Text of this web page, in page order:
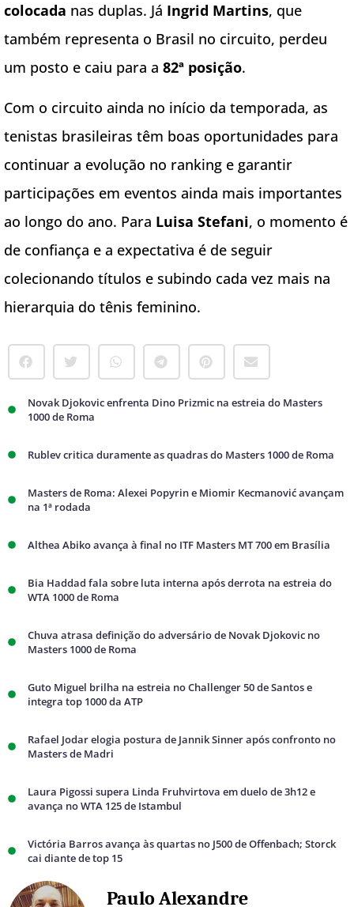
colocada nas duplas. Já Ingrid Martins, que
também representa o Brasil no circuito, perdeu
um posto e caiu para a 82ª posição.
Com o circuito ainda no início da temporada, as
tenistas brasileiras têm boas oportunidades para
continuar a evolução no ranking e garantir
participações em eventos ainda mais importantes
ao longo do ano. Para Luisa Stefani, o momento é
de confiança e a expectativa é de seguir
colecionando títulos e subindo cada vez mais na
hierarquia do tênis feminino.
Novak Djokovic enfrenta Dino Prizmic na estreia do Masters
1000 de Roma
Rublev critica duramente as quadras do Masters 1000 de Roma
Masters de Roma: Alexei Popyrin e Miomir Kecmanović avançam
na 1ª rodada
Althea Abiko avança à final no ITF Masters MT 700 em Brasília
Bia Haddad fala sobre luta interna após derrota na estreia do
WTA 1000 de Roma
Chuva atrasa definição do adversário de Novak Djokovic no
Masters 1000 de Roma
Guto Miguel brilha na estreia no Challenger 50 de Santos e
integra top 1000 da ATP
Rafael Jodar elogia postura de Jannik Sinner após confronto no
Masters de Madri
Laura Pigossi supera Linda Fruhvirtova em duelo de 3h12 e
avança no WTA 125 de Istambul
Victória Barros avança às quartas no J500 de Offenbach; Storck
cai diante de top 15
Paulo Alexandre